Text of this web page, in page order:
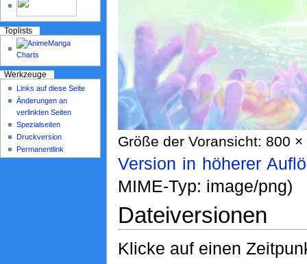
Größe der Voransicht: 800
Version in höherer
MIME-Typ: image/png)
Dateiversionen
Klicke auf einen
Toplists
Werkzeuge
Links auf diese Seite
Änderungen an
verlinkten Seiten
Spezialseiten
Druckversion
Permanentlink